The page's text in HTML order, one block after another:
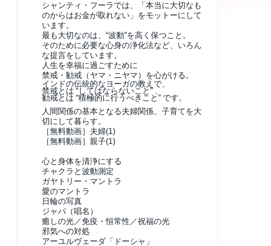
シャンティ・フーラでは、「本当に大切なも
のからはお金が取れない」をモットーにして
います。
最も大切なのは、“波動”を高く保つこと。
そのために必要な心身の浄化法など、いろん
な提言をしています。
人生を幸福に過ごすために
禁戒・勧戒（ヤマ・ニヤマ）を心がける。
インドの伝統的なヨーガの教えで、
禁戒とは “してはならないこと” 、
勧戒とは “積極的に行うべきこと” です。
人間関係の基本となる夫婦関係、子育てを大
切にして暮らす。
［無料動画］夫婦(1)
［無料動画］親子(1)
心と身体を清浄にする
チャクラと波動測定
ガヤトリー・マントラ
愛のマントラ
日輪の写真
ジャパ（唱名）
癒しの光／免疫・恒常性／祝福の光
邪気への対処
アーユルヴェーダ「ドーシャ」